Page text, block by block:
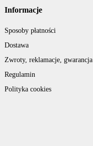
Informacje
Sposoby płatności
Dostawa
Zwroty, reklamacje, gwarancja
Regulamin
Polityka cookies